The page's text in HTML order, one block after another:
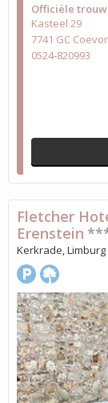
Officiële
Kasteel 29
7741 GC
0524-820993
Fletcher
Erenstein
Kerkrade, Limburg